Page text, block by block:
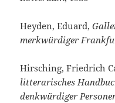
Heyden, Eduard,
merkwürdiger
Hirsching, Friedrich
litterarisches
denkwürdiger